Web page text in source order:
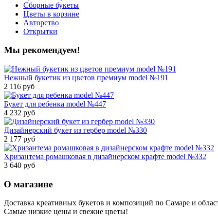
Сборные букеты
Цветы в корзине
Авторство
Открытки
Мы рекомендуем!
Нежный букетик из цветов премиум model №191
2 116 руб
Букет для ребенка model №447
4 232 руб
Дизайнерский букет из гербер model №330
2 177 руб
Хризантема ромашковая в дизайнерском крафте model №332
3 640 руб
О магазине
Доставка креативных букетов и композиций по Самаре и
Самые низкие цены и свежие цветы!